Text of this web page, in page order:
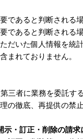
であると判断される
であると判断される
だいた個人情報を
まれておりません。
三者に業務を委託
の徹底、再提供の
示・訂正・削除の請求